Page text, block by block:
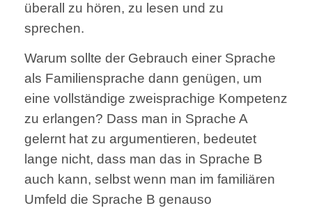
überall zu hören, zu lesen und zu
sprechen.
Warum sollte der Gebrauch einer Sprache
als Familiensprache dann genügen, um
eine vollständige zweisprachige Kompetenz
zu erlangen? Dass man in Sprache A
gelernt hat zu argumentieren, bedeutet
lange nicht, dass man das in Sprache B
auch kann, selbst wenn man im familiären
Umfeld die Sprache B genauso